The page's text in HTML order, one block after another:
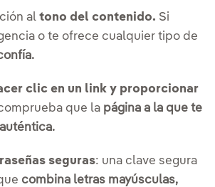
al tono del contenido. Si
o te ofrece cualquier tipo de
clic en un link y proporcionar
que la página a la que te
seguras: una clave segura
combina letras mayúsculas,